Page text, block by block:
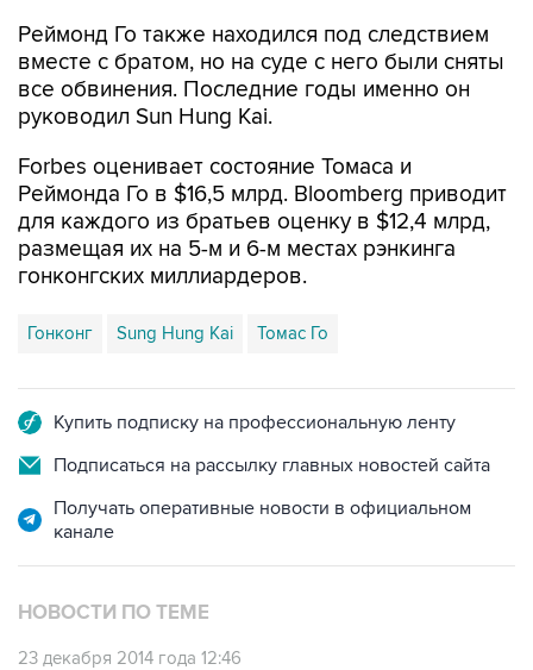
Реймонд Го также находился под следствием
вместе с братом, но на суде с него были сняты
все обвинения. Последние годы именно он
руководил Sun Hung Kai.
Forbes оценивает состояние Томаса и
Реймонда Го в $16,5 млрд. Bloomberg приводит
для каждого из братьев оценку в $12,4 млрд,
размещая их на 5-м и 6-м местах рэнкинга
гонконгских миллиардеров.
Гонконг Sung Hung Kai Томас Го
Купить подписку на профессиональную ленту
Подписаться на рассылку главных новостей сайта
Получать оперативные новости в официальном
канале
НОВОСТИ ПО ТЕМЕ
23 декабря 2014 года 12:46